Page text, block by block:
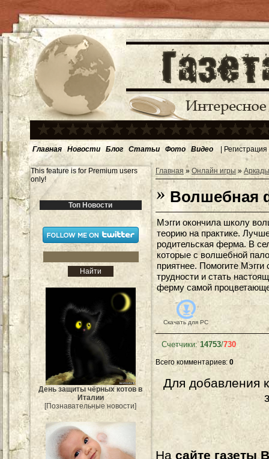
Главная Новости Блог Статьи Фото Видео | Регистрация
This feature is for Premium users
only!
Топ Новости
День защиты чёрных котов в
Италии
[Познавательные новости]
Главная » Онлайн игры »
Волшебная
Мэгги окончила школу
теорию на практике.
родительская ферма. В
которые с волшебной
приятнее. Помогите Мэгги
трудности и стать
ферму самой
Скачать для PC
Счетчики:14753/730
Всего комментариев: 0
Для добавления
На сайте газеты